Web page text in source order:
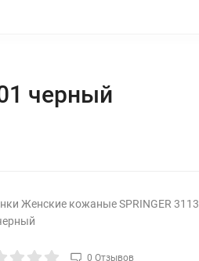
черный
Женские кожаные SPRINGER 3113
0 Отзывов